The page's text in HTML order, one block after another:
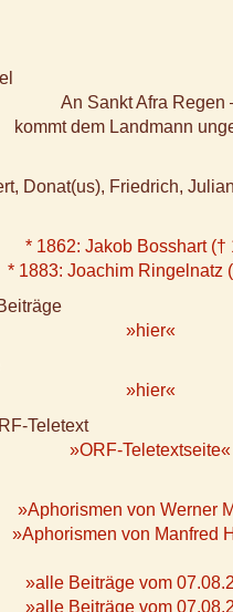
An Sankt Afra Regen
kommt dem Landmann
Donat(us), Friedrich,
* 1862: Jakob Bosshart (†
* 1883: Joachim Ringelnatz
»hier«
»hier«
Teletext
»ORF-Teletextseite«
»Aphorismen von Werner
»Aphorismen von Manfred
»alle Beiträge vom
»alle Beiträge vom